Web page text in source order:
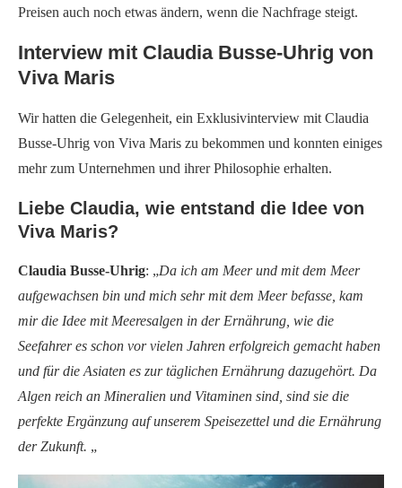
Preisen auch noch etwas ändern, wenn die Nachfrage steigt.
Interview mit Claudia Busse-Uhrig von
Viva Maris
Wir hatten die Gelegenheit, ein Exklusivinterview mit Claudia
Busse-Uhrig von Viva Maris zu bekommen und konnten einiges
mehr zum Unternehmen und ihrer Philosophie erhalten.
Liebe Claudia, wie entstand die Idee von
Viva Maris?
Claudia Busse-Uhrig: „Da ich am Meer und mit dem Meer
aufgewachsen bin und mich sehr mit dem Meer befasse, kam
mir die Idee mit Meeresalgen in der Ernährung, wie die
Seefahrer es schon vor vielen Jahren erfolgreich gemacht haben
und für die Asiaten es zur täglichen Ernährung dazugehört. Da
Algen reich an Mineralien und Vitaminen sind, sind sie die
perfekte Ergänzung auf unserem Speisezettel und die Ernährung
der Zukunft. „